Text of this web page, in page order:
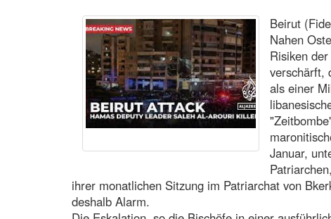
Beirut
Nahen
Risiken
verschärft,
als einer
Januar,
ihrer monatlichen Sitzung im Patriarchat von
deshalb Alarm.